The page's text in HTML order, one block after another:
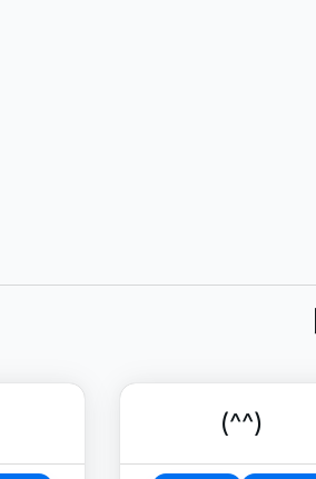
(^^)